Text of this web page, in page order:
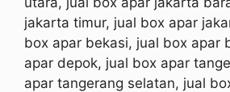
jakarta timur, jual box apar
box apar bekasi, jual box apar
apar depok, jual box apar
apar tangerang selatan, jual